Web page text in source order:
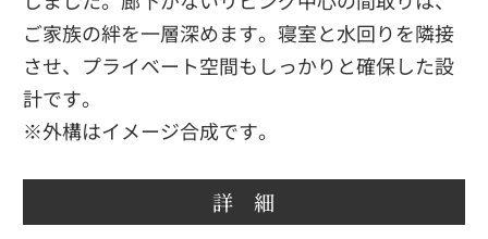
ご家族の絆を一層深めます。寝室と水回りを隣接
させ、プライベート空間もしっかりと確保した設
計です。
※外構はイメージ合成です。
詳 細